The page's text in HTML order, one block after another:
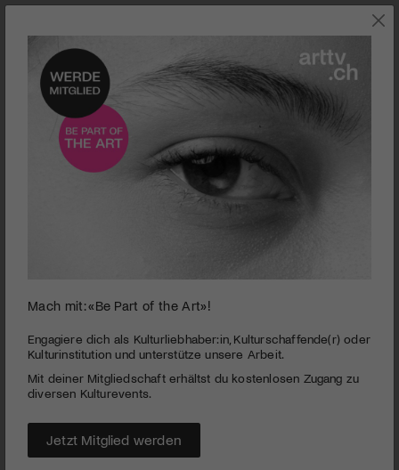
INTERVIEWS
«Die dominierenden Themen in diesem Jahr bleiben
Familie, Migration und Konflikte»
PUBLIZIERT AM 2. APRIL 2025
Réel, über die Highlights und Ambitionen der aktuellen
Festivalausgabe.
Mach mit: «Be Part of the Art»!
Engagiere dich als Kulturliebhaber:in, Kulturschaffende(r) oder
Kulturinstitution und unterstütze unsere Arbeit.
Mit deiner Mitgliedschaft erhältst du kostenlosen Zugang zu
diversen Kulturevents.
Jetzt Mitglied werden